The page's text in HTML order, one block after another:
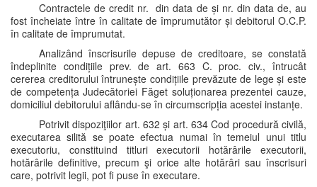
Contractele de credit nr. din data de și nr. din data de, au
fost încheiate între în calitate de împrumutător și debitorul O.C.P.
în calitate de împrumutat.
Analizând înscrisurile depuse de creditoare, se constată
îndeplinite condițiile prev. de art. 663 C. proc. civ., întrucât
cererea creditorului întrunește condițiile prevăzute de lege și este
de competența Judecătoriei Făget soluționarea prezentei cauze,
domiciliul debitorului aflându-se în circumscripția acestei instanțe.
Potrivit dispoziţiilor art. 632 și art. 634 Cod procedură civilă,
executarea silită se poate efectua numai în temeiul unui titlu
executoriu, constituind titluri executorii hotărârile executorii,
hotărârile definitive, precum şi orice alte hotărâri sau înscrisuri
care, potrivit legii, pot fi puse în executare.